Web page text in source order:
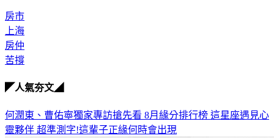
房市
上海
房仲
苦撐
◤人氣夯文◢
何潤東、曹佑寧獨家專訪搶先看 8月緣分排行榜 這星座遇見心
靈夥伴 超準測字!這輩子正緣何時會出現